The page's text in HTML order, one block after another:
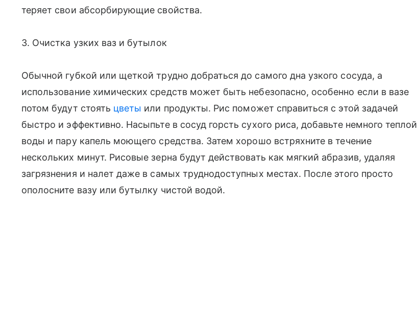
теряет свои абсорбирующие свойства.
3. Очистка узких ваз и бутылок
Обычной губкой или щеткой трудно добраться до самого дна узкого сосуда, а
использование химических средств может быть небезопасно, особенно если в вазе
потом будут стоять цветы или продукты. Рис поможет справиться с этой задачей
быстро и эффективно. Насыпьте в сосуд горсть сухого риса, добавьте немного теплой
воды и пару капель моющего средства. Затем хорошо встряхните в течение
нескольких минут. Рисовые зерна будут действовать как мягкий абразив, удаляя
загрязнения и налет даже в самых труднодоступных местах. После этого просто
ополосните вазу или бутылку чистой водой.